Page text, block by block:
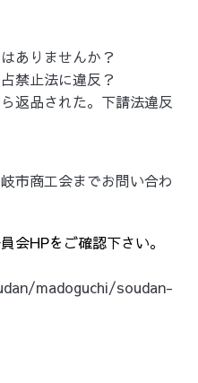
ありませんか？
禁止法に違反？
返品された。下請法違反
市商工会までお問い合わ
会HPをご確認下さい。
madoguchi/soudan-